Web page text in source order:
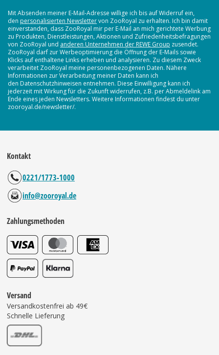
Mit Absenden meiner E-Mail-Adresse willige ich bis auf Widerruf ein,
den personalisierten Newslettervon ZooRoyal zu erhalten. Ich bin damit
einverstanden, dass ZooRoyal mir per E-Mail an mich gerichtete Werbung
zu Produkten, Dienstleistungen, Aktionen und Zufriedenheitsbefragungen
von ZooRoyal und anderen Unternehmen der REWE Group zusendet.
ZooRoyal darf zur Werbeoptimierung die Öffnung der E-Mails sowie
Klicks auf enthaltene Links erheben und analysieren. Zu diesem Zweck
verarbeitet ZooRoyal meine personenbezogenen Daten. Nähere
Informationen zur Verarbeitung meiner Daten kann ich
den Datenschutzhinweisen entnehmen. Diese Einwilligung kann ich
jederzeit mit Wirkung für die Zukunft widerrufen, z.B. per Abmeldelink am
Ende eines jeden Newsletters. Weitere Informationen findest du unter
zooroyal.de/newsletter/.
Kontakt
0221/1773-1000
info@zooroyal.de
Zahlungsmethoden
Versand
Versandkostenfrei ab 49€
Schnelle Lieferung